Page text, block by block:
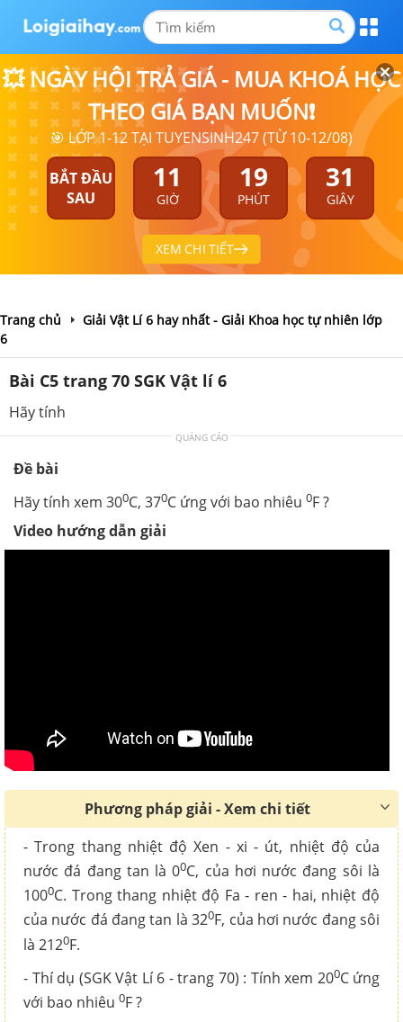
💥 NGÀY HỘI TRẢ GIÁ - MUA KHOÁ HỌC
THEO GIÁ BẠN MUỐN❗
🎯 LỚP 1-12 TẠI TUYENSINH247 (TỪ 10-12/08)
BẮT ĐẦU
SAU
11
GIỜ
19
PHÚT
30
GIÂY
XEM CHI TIẾT
Trang chủ
Giải Vật Lí 6 hay nhất - Giải Khoa học tự nhiên lớp
6
Bài C5 trang 70 SGK Vật lí 6
Hãy tính
QUẢNG CÁO
Đề bài
Hãy tính xem 300C, 370C ứng với bao nhiêu 0F ?
Video hướng dẫn giải
Phương pháp giải - Xem chi tiết
- Trong thang nhiệt độ Xen - xi - út, nhiệt độ của
nước đá đang tan là 00C, của hơi nước đang sôi là
1000C. Trong thang nhiệt độ Fa - ren - hai, nhiệt độ
của nước đá đang tan là 320F, của hơi nước đang sôi
là 2120F.
- Thí dụ (SGK Vật Lí 6 - trang 70) : Tính xem 200C ứng
với bao nhiêu 0F ?